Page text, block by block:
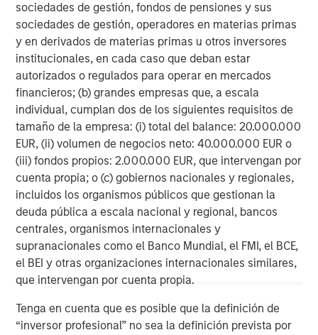
sociedades de gestión, fondos de pensiones y sus
sociedades de gestión, operadores en materias primas
y en derivados de materias primas u otros inversores
institucionales, en cada caso que deban estar
autorizados o regulados para operar en mercados
financieros; (b) grandes empresas que, a escala
individual, cumplan dos de los siguientes requisitos de
tamaño de la empresa: (i) total del balance: 20.000.000
EUR, (ii) volumen de negocios neto: 40.000.000 EUR o
(iii) fondos propios: 2.000.000 EUR, que intervengan por
cuenta propia; o (c) gobiernos nacionales y regionales,
incluidos los organismos públicos que gestionan la
deuda pública a escala nacional y regional, bancos
centrales, organismos internacionales y
supranacionales como el Banco Mundial, el FMI, el BCE,
el BEI y otras organizaciones internacionales similares,
que intervengan por cuenta propia.
Tenga en cuenta que es posible que la definición de
“inversor profesional” no sea la definición prevista por
About Waud Capital Partners
Based in Chicago and founded by Reeve B. Waud, Waud
Capital Partners is a growth-oriented private equity firm
with over 30 years of investing experience. Waud Capital
Partners seeks to partner with experienced management
teams to build market-leading companies within two
industries: healthcare and software & technology. Since
its founding in 1993, Waud Capital has successfully
completed more than 480 investments, including
platform companies and follow-on opportunities. For
additional information on Waud Capital, please visit
www.waudcapital.com.
About Morgan Stanley Private Credit
Morgan Stanley Private Credit, part of Morgan Stanley
Investment Management, is a private credit platform
focused on direct lending and opportunistic private credit
investment in North America and Western Europe. The